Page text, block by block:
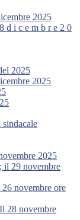
2025
d i c e m b r e 2 0
2025
2025
2025
il 29 novembre
novembre ore
28 novembre